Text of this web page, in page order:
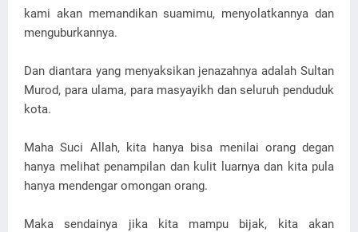
kami akan memandikan suamimu, menyolatkannya dan
menguburkannya.
Dan diantara yang menyaksikan jenazahnya adalah Sultan
Murod, para ulama, para masyayikh dan seluruh penduduk
kota.
Maha Suci Allah, kita hanya bisa menilai orang degan
hanya melihat penampilan dan kulit luarnya dan kita pula
hanya mendengar omongan orang.
Maka sendainya jika kita mampu bijak, kita akan